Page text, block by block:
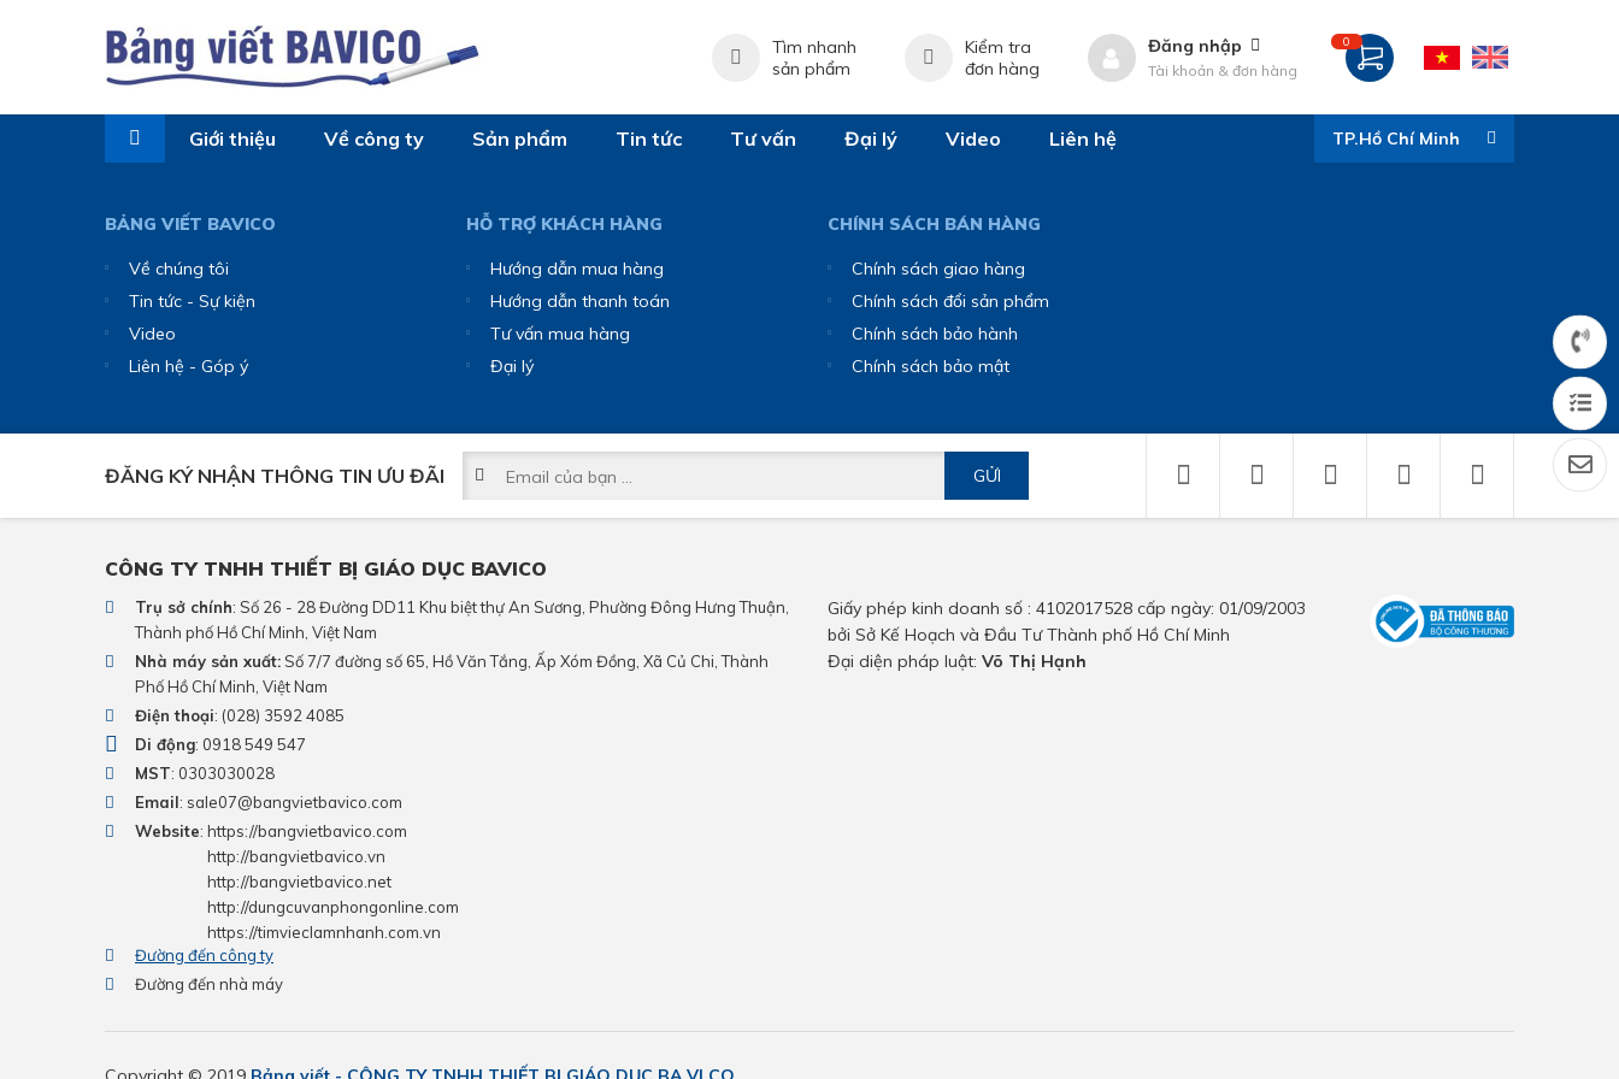
Tìm nhanh
sản phẩm
Kiểm tra
đơn hàng
Đăng nhập
Tài khoản & đơn hàng
0
Giới thiệu Về công ty Sản phẩm Tin tức Tư vấn Đại lý Video Liên hệ TP.Hồ Chí Minh
BẢNG VIẾT BAVICO
Về chúng tôi
Tin tức - Sự kiện
Video
Liên hệ - Góp ý
HỖ TRỢ KHÁCH HÀNG
Hướng dẫn mua hàng
Hướng dẫn thanh toán
Tư vấn mua hàng
Đại lý
CHÍNH SÁCH BÁN HÀNG
Chính sách giao hàng
Chính sách đổi sản phẩm
Chính sách bảo hành
Chính sách bảo mật
ĐĂNG KÝ NHẬN THÔNG TIN ƯU ĐÃI GỬI
CÔNG TY TNHH THIẾT BỊ GIÁO DỤC BAVICO
Trụ sở chính: Số 26 - 28 Đường DD11 Khu biệt thự An Sương, Phường Đông Hưng Thuận,
Thành phố Hồ Chí Minh, Việt Nam
Nhà máy sản xuất:Số 7/7 đường số 65, Hồ Văn Tắng, Ấp Xóm Đồng, Xã Củ Chi, Thành
Phố Hồ Chí Minh, Việt Nam
Điện thoại: (028) 3592 4085
Di động: 0918 549 547
MST: 0303030028
Email: sale07@bangvietbavico.com
Website: https://bangvietbavico.com
http://bangvietbavico.vn
http://bangvietbavico.net
http://dungcuvanphongonline.com
https://timvieclamnhanh.com.vn
Đường đến công ty
Đường đến nhà máy
Giấy phép kinh doanh số : 4102017528 cấp ngày: 01/09/2003
bởi Sở Kế Hoạch và Đầu Tư Thành phố Hồ Chí Minh
Đại diện pháp luật: Võ Thị Hạnh